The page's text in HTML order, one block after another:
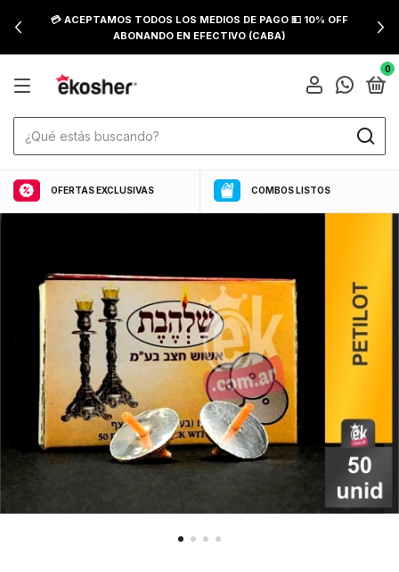
💳 ACEPTAMOS TODOS LOS MEDIOS DE PAGO 💵 10% OFF
ABONANDO EN EFECTIVO (CABA)
0
OFERTAS EXCLUSIVAS COMBOS LISTOS